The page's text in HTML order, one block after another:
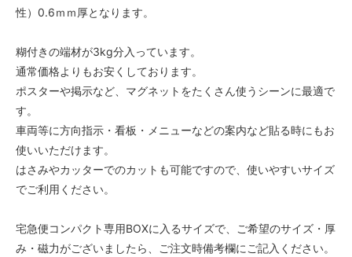
性）0.6ｍｍ厚となります。
糊付きの端材が3kg分入っています。
通常価格よりもお安くしております。
ポスターや掲示など、マグネットをたくさん使うシーンに最適で
す。
車両等に方向指示・看板・メニューなどの案内など貼る時にもお
使いいただけます。
はさみやカッターでのカットも可能ですので、使いやすいサイズ
でご利用ください。
宅急便コンパクト専用BOXに入るサイズで、ご希望のサイズ・厚
み・磁力がございましたら、ご注文時備考欄にご記入ください。